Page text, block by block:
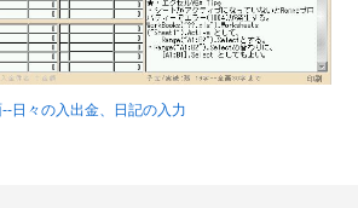
日々の入出金、日記の入力